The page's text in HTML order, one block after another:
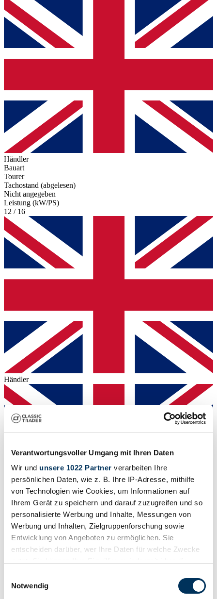
Verantwortungsvoller Umgang mit Ihren Daten
Wir und unsere 1022 Partner verarbeiten Ihre
persönlichen Daten, wie z. B. Ihre IP-Adresse, mithilfe
von Technologien wie Cookies, um Informationen auf
Ihrem Gerät zu speichern und darauf zuzugreifen und so
personalisierte Werbung und Inhalte, Messungen von
Werbung und Inhalten, Zielgruppenforschung sowie
Entwicklung von Angeboten zu ermöglichen. Sie
entscheiden darüber, wer Ihre Daten für welche Zwecke
Trigger Symbol ändern oder widerrufen
Notwendig
Händler
Bauart
Tourer
Tachostand (abgelesen)
Nicht angegeben
Leistung (kW/PS)
12 / 16
Händler
Händler